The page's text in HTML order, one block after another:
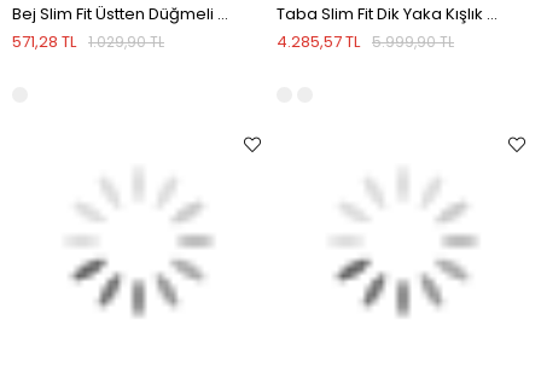
Bej Slim Fit Üstten Düğmeli Ekoseli Gömlek
571,28 TL 1.029,90 TL
Taba Slim Fit Dik Yaka Kışlık Şişme Mont
4.285,57 TL 5.999,90 TL